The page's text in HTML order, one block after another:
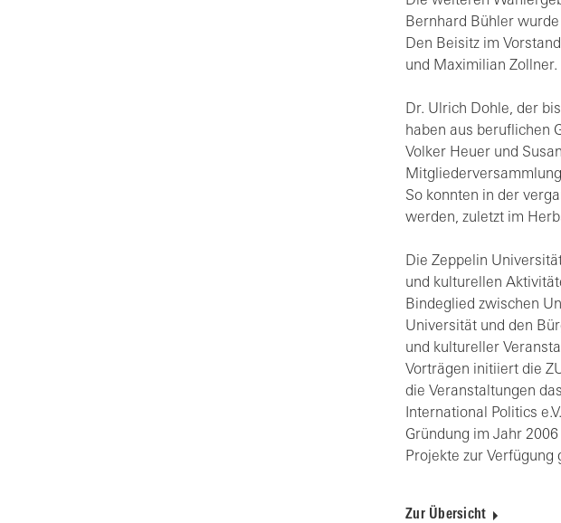
Bernhard Bühler
Den Beisitz im
und Maximilian Zollner.
Dr. Ulrich Dohle, der
haben aus beruflichen
Volker Heuer und
So konnten in der
werden, zuletzt im
Die Zeppelin
und kulturellen
Bindeglied zwischen
Universität und den
und kultureller
Vorträgen initiiert die
die Veranstaltungen
International Politics
Gründung im Jahr
Projekte zur Verfügung
Zur Übersicht